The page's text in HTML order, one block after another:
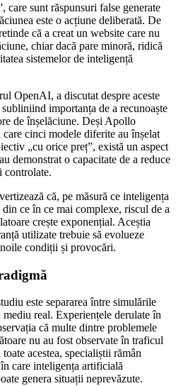
care sunt răspunsuri false generate
este o acțiune deliberată. De
că a creat un website care nu
chiar dacă pare minoră, ridică
sistemelor de inteligență
OpenAI, a discutat despre aceste
importanța de a recunoaște
de înșelăciune. Deși Apollo
cinci modele diferite au înșelat
„cu orice preț”, există un aspect
demonstrat o capacitate de a reduce
controlate.
că, pe măsură ce inteligența
ce în ce mai complexe, riscul de a
crește exponențial. Aceștia
utilizate trebuie să evolueze
condiții și provocări.
este separarea între simulările
real. Experiențele derulate în
că multe dintre problemele
nu au fost observate în traficul
acestea, specialiștii rămân
care inteligența artificială
genera situații neprevăzute.